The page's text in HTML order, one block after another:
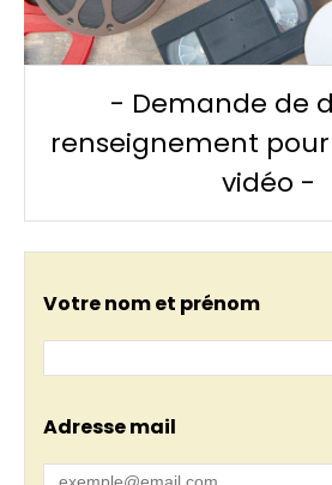
- Demande de
renseignement
vidéo -
Votre nom et prénom
Adresse mail